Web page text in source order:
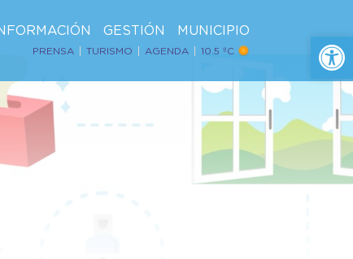
GESTIÓN MUNICIPIO
PRENSA TURISMO AGENDA 10.5 ºC